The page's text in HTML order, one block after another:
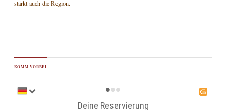
stärkt auch die Region.
KOMM VORBEI